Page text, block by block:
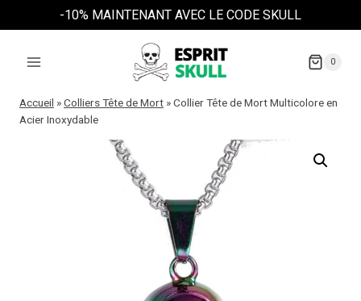
au
-10% MAINTENANT AVEC LE CODE SKULL
0
Accueil »Colliers Tête de Mort »Collier Tête de Mort Multicolore en
Acier Inoxydable